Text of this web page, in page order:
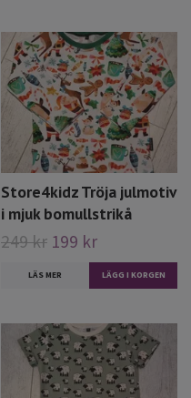
Store4kidz Tröja julmotiv
i mjuk bomullstrikå
249 kr 199 kr
LÄS MER LÄGG I KORGEN